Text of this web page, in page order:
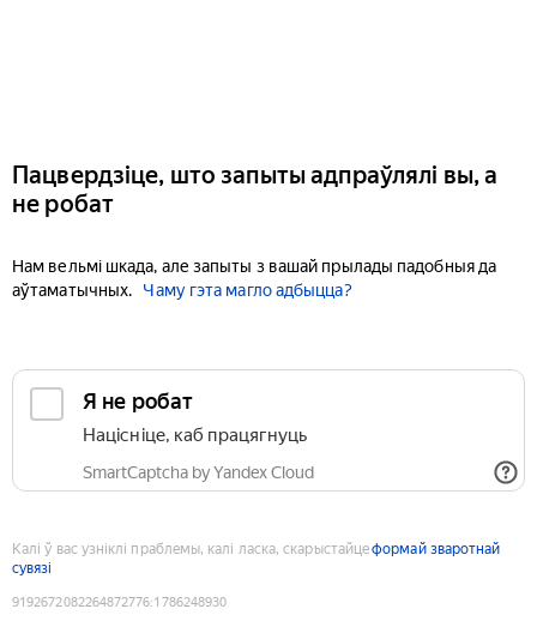
Пацвердзіце, што запыты адпраўлялі вы, а
не робат
Нам вельмі шкада, але запыты з вашай прылады падобныя да
аўтаматычных.
Чаму гэта магло адбыцца?
Я не робат
Націсніце, каб працягнуць
SmartCaptcha by Yandex Cloud
Калі ў вас узніклі праблемы, калі ласка, скарыстайцеформай зваротнай
сувязі
9192672082264872776:1786248930